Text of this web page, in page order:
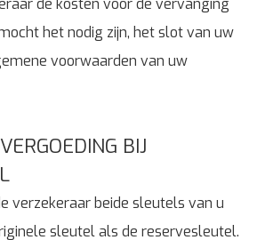
de kosten voor de vervanging
het nodig zijn, het slot van uw
voorwaarden van uw
BIJ
verzekeraar beide sleutels van u
sleutel als de reservesleutel.